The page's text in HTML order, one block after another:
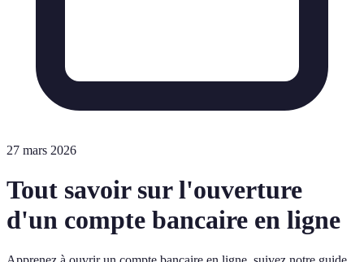
27 mars 2026
Tout savoir sur l'ouverture
d'un compte bancaire en ligne